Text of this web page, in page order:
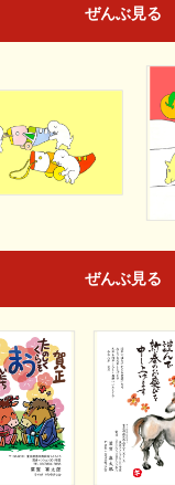
ぜんぶ見る
ぜんぶ見る